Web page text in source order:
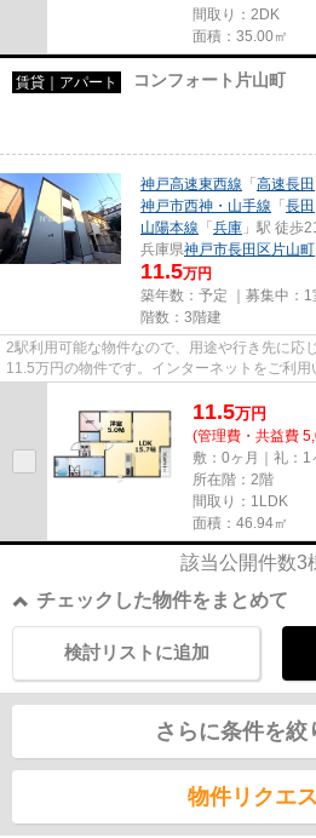
間取り：2DK
面積：35.00㎡
賃貸｜アパート コンフォート片山町
神戸高速東西線 「 高速長田
神戸市西神・山手線 「 長田
山陽本線 「 兵庫 」駅 徒歩
兵庫県神戸市長田区 片山町
11.5万円
築年数：予定 ｜募集中： 1
階数：3階建
2駅利用可能な物件なので、用途や行き先に応
11.5万円の物件です。インターネットをご利
11.5万円
(管理費・共益費
敷：0ヶ月｜礼：1
所在階：2階
間取り：1LDK
面積：46.94㎡
該当公開件数3
チェックした物件をまとめて
検討リストに追加
さらに条件を絞
物件リクエ